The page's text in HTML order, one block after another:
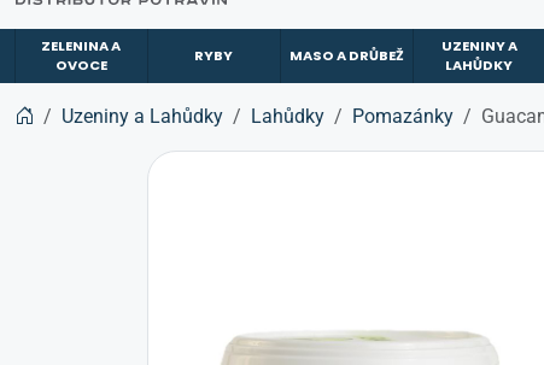
ZELENINA A
OVOCE
RYBY MASO A DRŮBEŽ
UZENINY A
LAHŮDKY
Uzeniny a Lahůdky Lahůdky Pomazánky